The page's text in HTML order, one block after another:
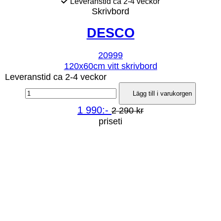
Skrivbord
DESCO
20999
120x60cm vitt skrivbord
Leveranstid ca 2-4 veckor
Lägg till i varukorgen
1 990:- 2 290 kr
priseti